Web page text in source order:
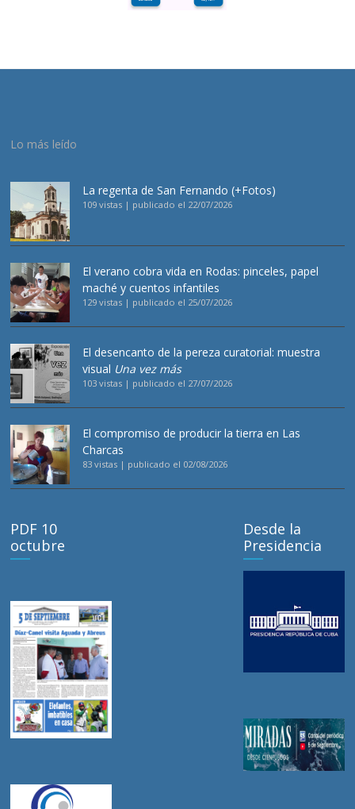
Lo más leído
La regenta de San Fernando (+Fotos)
109 vistas | publicado el 22/07/2026
El verano cobra vida en Rodas: pinceles, papel
maché y cuentos infantiles
129 vistas | publicado el 25/07/2026
El desencanto de la pereza curatorial: muestra
visual Una vez más
103 vistas | publicado el 27/07/2026
El compromiso de producir la tierra en Las
Charcas
83 vistas | publicado el 02/08/2026
PDF 10
octubre
Desde la
Presidencia